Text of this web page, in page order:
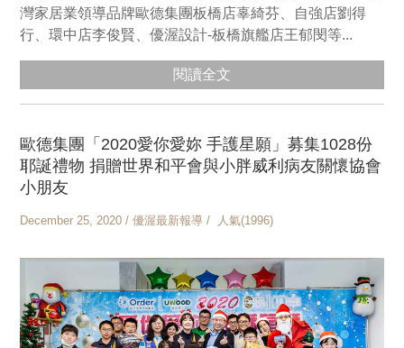
灣家居業領導品牌歐德集團板橋店辜綺芬、自強店劉得
行、環中店李俊賢、優渥設計-板橋旗艦店王郁閔等...
閱讀全文
歐德集團「2020愛你愛妳 手護星願」募集1028份
耶誕禮物 捐贈世界和平會與小胖威利病友關懷協會
小朋友
December 25, 2020 / 優渥最新報導 / 人氣(1996)